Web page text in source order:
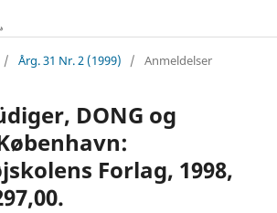
/ Årg. 31 Nr. 2 (1999) / Anmeldelser
DONG og
Forlag, 1998,